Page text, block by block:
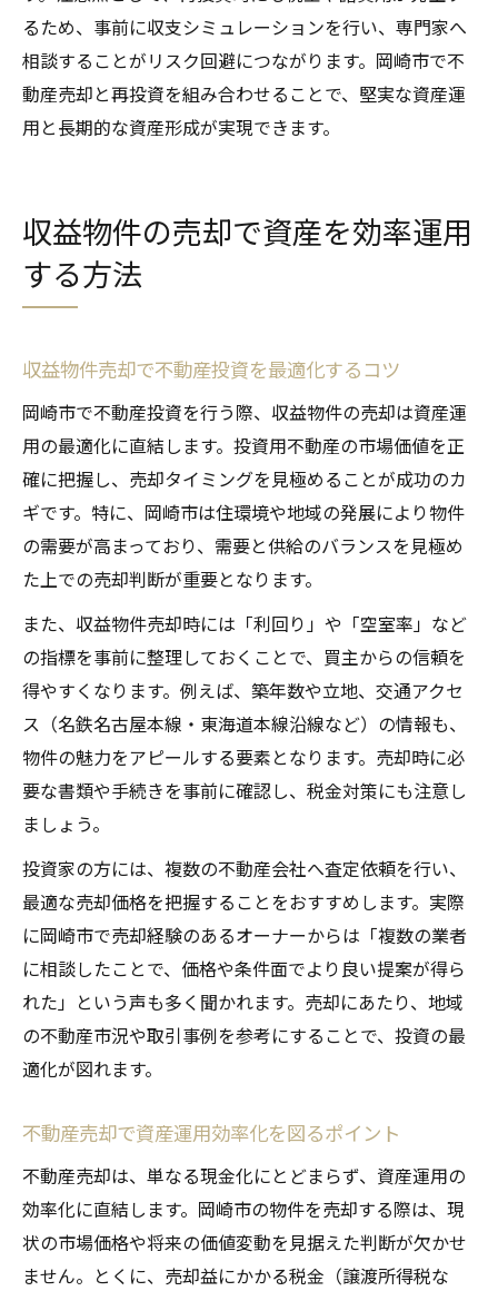
るため、事前に収支シミュレーションを行い、専門家へ
相談することがリスク回避につながります。岡崎市で不
動産売却と再投資を組み合わせることで、堅実な資産運
用と長期的な資産形成が実現できます。
収益物件の売却で資産を効率運用
する方法
収益物件売却で不動産投資を最適化するコツ
岡崎市で不動産投資を行う際、収益物件の売却は資産運
用の最適化に直結します。投資用不動産の市場価値を正
確に把握し、売却タイミングを見極めることが成功のカ
ギです。特に、岡崎市は住環境や地域の発展により物件
の需要が高まっており、需要と供給のバランスを見極め
た上での売却判断が重要となります。
また、収益物件売却時には「利回り」や「空室率」など
の指標を事前に整理しておくことで、買主からの信頼を
得やすくなります。例えば、築年数や立地、交通アクセ
ス（名鉄名古屋本線・東海道本線沿線など）の情報も、
物件の魅力をアピールする要素となります。売却時に必
要な書類や手続きを事前に確認し、税金対策にも注意し
ましょう。
投資家の方には、複数の不動産会社へ査定依頼を行い、
最適な売却価格を把握することをおすすめします。実際
に岡崎市で売却経験のあるオーナーからは「複数の業者
に相談したことで、価格や条件面でより良い提案が得ら
れた」という声も多く聞かれます。売却にあたり、地域
の不動産市況や取引事例を参考にすることで、投資の最
適化が図れます。
不動産売却で資産運用効率化を図るポイント
不動産売却は、単なる現金化にとどまらず、資産運用の
効率化に直結します。岡崎市の物件を売却する際は、現
状の市場価格や将来の価値変動を見据えた判断が欠かせ
ません。とくに、売却益にかかる税金（譲渡所得税な